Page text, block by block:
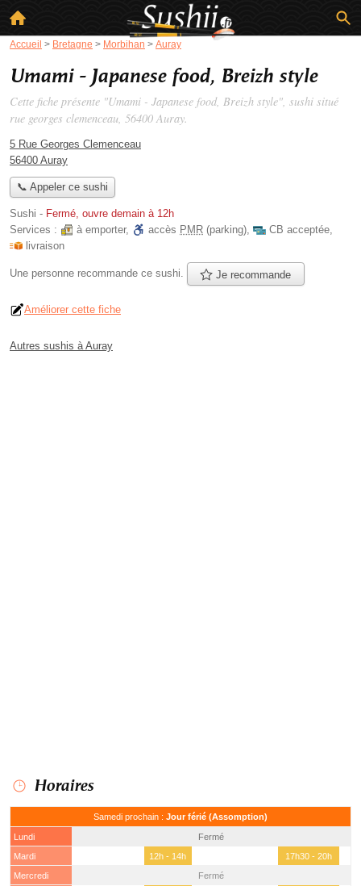
Accueil > Bretagne > Morbihan > Auray
Umami - Japanese food, Breizh style
Cette fiche présente "Umami - Japanese food, Breizh style", sushi situé
rue georges clemenceau, 56400 Auray.
5 Rue Georges Clemenceau
56400 Auray
📞 Appeler ce sushi
Sushi - Fermé, ouvre demain à 12h
Services :
à emporter, accès PMR (parking), CB acceptée,
livraison
Une personne recommande ce sushi. Je recommande
Améliorer cette fiche
Autres sushis à Auray
Horaires
Samedi prochain : Jour férié (Assomption)
Lundi
Fermé
Mardi
12h - 14h
17h30 - 20h
Mercredi
Fermé